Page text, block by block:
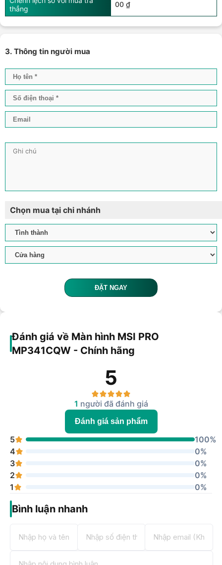
thẳng
00 ₫
3. Thông tin người mua
Chọn mua tại chi nhánh
ĐẶT NGAY
Đánh giá về Màn hình MSI PRO
MP341CQW - Chính hãng
5
1 người đã đánh giá
Đánh giá sản phẩm
5
100%
4
0%
3
0%
2
0%
1
0%
Bình luận nhanh